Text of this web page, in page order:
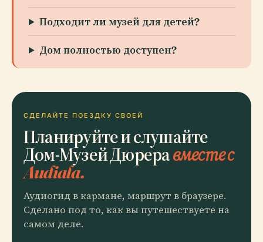
Подходит ли музей для детей?
Дом полностью доступен?
СДЕЛАЙТЕ ПОЕЗДКУ СВОЕЙ
Планируйте и слушайте
Дом-Музей Дюреравместе с
Audiala.
Аудиогид в кармане, маршрут в браузере.
Сделано под то, как вы путешествуете на
самом деле.